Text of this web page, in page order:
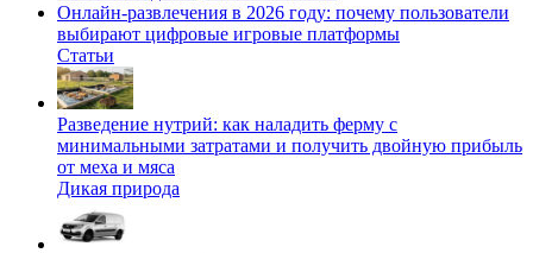
Онлайн-развлечения в 2026 году: почему пользователи
выбирают цифровые игровые платформы
Статьи
Разведение нутрий: как наладить ферму с
минимальными затратами и получить двойную прибыль
от меха и мяса
Дикая природа